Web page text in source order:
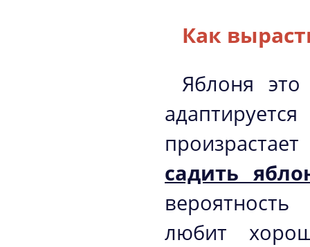
Как
Яблоня
садить
любит